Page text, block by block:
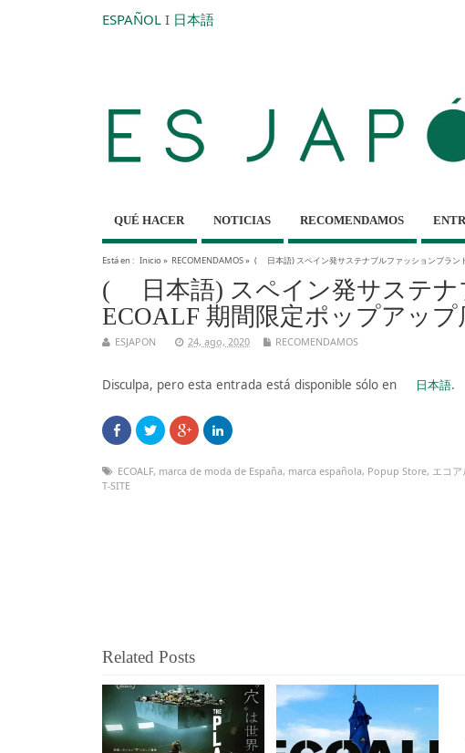
ESPAÑOL I 日本語
QUÉ HACER NOTICIAS RECOMENDAMOS
Está en : Inicio» RECOMENDAMOS» ( 日本語) スペイン発サステナブルファッションブラン
( 日本語) スペイン発サステナ
ECOALF 期間限定ポップアッ
ESJAPON 24, ago, 2020 RECOMENDAMOS
Disculpa, pero esta entrada está disponible sólo en 日本語.
ECOALF, marca de moda de España, marca española, Popup Store, エコア
T-SITE
Related Posts